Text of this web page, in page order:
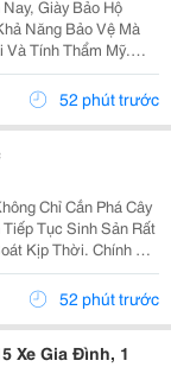
Giày Bảo Hộ
Năng Bảo Vệ Mà
Và Tính Thẩm Mỹ.
An Toàn Đang Trở
Lao Động, Kỹ Sư
52 phút trước
Chỉ Cắn Phá Cây
Tục Sinh Sản Rất
Kịp Thời. Chính Vì
Trừ, Nhiều Bà Con
Rõ Ràng: Xử Lý...
52 phút trước
Xe Gia Đình, 1